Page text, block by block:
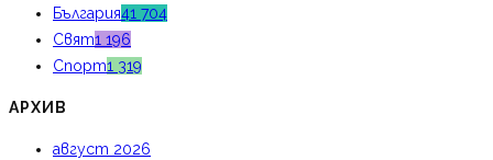
България41 704
Свят1 196
Спорт1 319
АРХИВ
август 2026